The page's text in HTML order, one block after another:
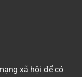
xã hội để có